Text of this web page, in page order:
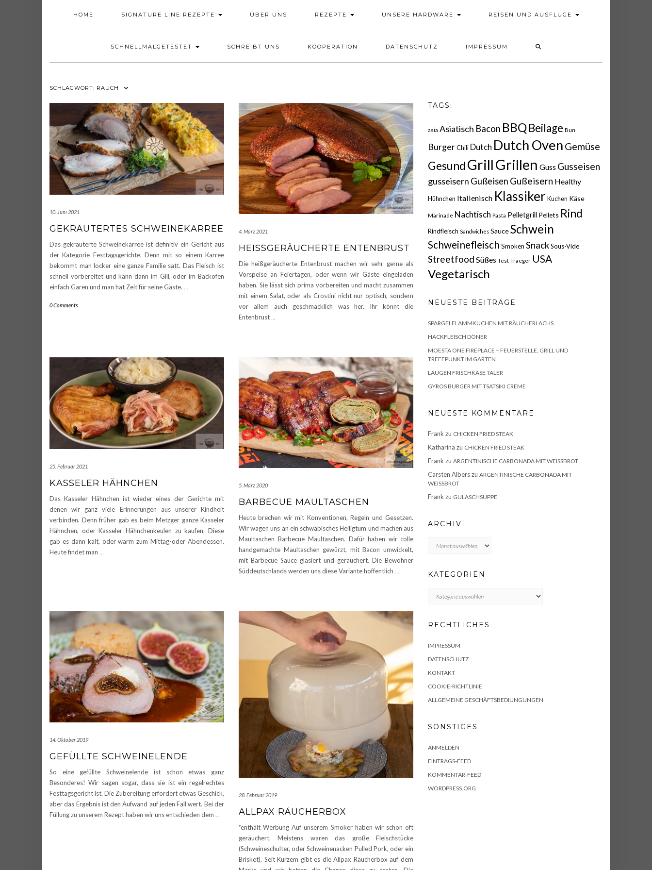
HOME SIGNATURE LINE REZEPTE ÜBER UNS REZEPTE UNSERE HARDWARE REISEN UND AUSFLÜGE
SCHNELLMALGETESTET SCHREIBT UNS KOOPERATION DATENSCHUTZ IMPRESSUM
SCHLAGWORT: RAUCH
10. Juni 2021
GEKRÄUTERTES SCHWEINEKARREE
Das gekräuterte Schweinekarree ist definitiv ein Gericht aus
der Kategorie Festtagsgerichte. Denn mit so einem Karree
bekommt man locker eine ganze Familie satt. Das Fleisch ist
schnell vorbereitet und kann dann im Gill, oder im Backofen
einfach Garen und man hat Zeit für seine Gäste. …
0 Comments
4. März 2021
HEISSGERÄUCHERTE ENTENBRUST
Die heißgeräucherte Entenbrust machen wir sehr gerne als
Vorspeise an Feiertagen, oder wenn wir Gäste eingeladen
haben. Sie lässt sich prima vorbereiten und macht zusammen
mit einem Salat, oder als Crostini nicht nur optisch, sondern
vor allem auch geschmacklich was her. Ihr könnt die
Entenbrust …
25. Februar 2021
KASSELER HÄHNCHEN
Das Kasseler Hähnchen ist wieder eines der Gerichte mit
denen wir ganz viele Erinnerungen aus unserer Kindheit
verbinden. Denn früher gab es beim Metzger ganze Kasseler
Hähnchen, oder Kasseler Hähnchenkeulen zu kaufen. Diese
gab es dann kalt, oder warm zum Mittag-oder Abendessen.
Heute findet man …
5. März 2020
BARBECUE MAULTASCHEN
Heute brechen wir mit Konventionen, Regeln und Gesetzen.
Wir wagen uns an ein schwäbisches Heiligtum und machen aus
Maultaschen Barbecue Maultaschen. Dafür haben wir tolle
handgemachte Maultaschen gewürzt, mit Bacon umwickelt,
mit Barbecue Sauce glasiert und geräuchert. Die Bewohner
Süddeutschlands werden uns diese Variante hoffentlich …
14. Oktober 2019
GEFÜLLTE SCHWEINELENDE
So eine gefüllte Schweinelende ist schon etwas ganz
Besonderes! Wir sagen sogar, dass sie ist ein regelrechtes
Festtagsgericht ist. Die Zubereitung erfordert etwas Geschick,
aber das Ergebnis ist den Aufwand auf jeden Fall wert. Bei der
Füllung zu unserem Rezept haben wir uns entschieden dem …
28. Februar 2019
ALLPAX RÄUCHERBOX
*enthält Werbung Auf unserem Smoker haben wir schon oft
geräuchert. Meistens waren das große Fleischstücke
(Schweineschulter, oder Schweinenacken Pulled Pork, oder ein
Brisket). Seit Kurzem gibt es die Allpax Räucherbox auf dem
TAGS:
asia Asiatisch Bacon BBQBeilage Bun
Burger Chili Dutch Dutch Oven Gemüse
GesundGrillGrillen Guss Gusseisen
gusseisern Gußeisen Gußeisern Healthy
Hühnchen Italienisch Klassiker Kuchen Käse
Marinade Nachtisch Pasta Pelletgrill Pellets Rind
Rindfleisch Sandwiches SauceSchwein
Schweinefleisch Smoken SnackSous-Vide
Streetfood Süßes Test Traeger USA
Vegetarisch
NEUESTE BEITRÄGE
SPARGELFLAMMKUCHEN MIT RÄUCHERLACHS
HACKFLEISCH DÖNER
MOESTA ONE FIREPLACE – FEUERSTELLE, GRILL UND
TREFFPUNKT IM GARTEN
LAUGEN FRISCHKÄSE TALER
GYROS BURGER MIT TSATSIKI CREME
NEUESTE KOMMENTARE
Frank zu CHICKEN FRIED STEAK
Katharina zu CHICKEN FRIED STEAK
Frank zu ARGENTINISCHE CARBONADA MIT WEISSBROT
Carsten Alberszu ARGENTINISCHE CARBONADA MIT
WEISSBROT
Frank zu GULASCHSUPPE
ARCHIV
KATEGORIEN
RECHTLICHES
IMPRESSUM
DATENSCHUTZ
KONTAKT
COOKIE-RICHTLINIE
ALLGEMEINE GESCHÄFTSBEDIUNGUNGEN
SONSTIGES
ANMELDEN
EINTRAGS-FEED
KOMMENTAR-FEED
WORDPRESS.ORG